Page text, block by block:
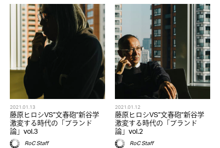
2021.01.13
藤原ヒロシVS”文春砲”新谷学
激変する時代の「ブランド
論」vol.3
RoC Staff
2021.01.12
藤原ヒロシVS”文春砲”新谷学
激変する時代の「ブランド
論」vol.2
RoC Staff